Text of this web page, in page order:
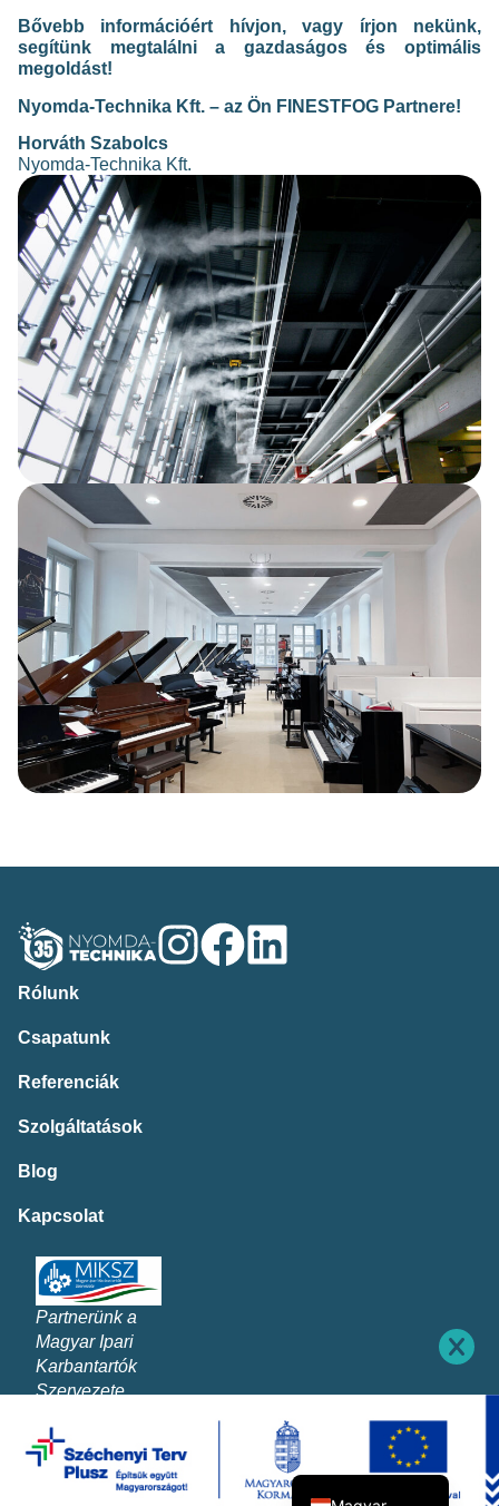
Bővebb információért hívjon, vagy írjon nekünk,
segítünk megtalálni a gazdaságos és optimális
megoldást!
Nyomda-Technika Kft. – az Ön FINESTFOG Partnere!
Horváth Szabolcs
Nyomda-Technika Kft.
Rólunk
Csapatunk
Referenciák
Szolgáltatások
Blog
Kapcsolat
Partnerünk a
Magyar Ipari
Karbantartók
Szervezete
English (UK)
Deutsch